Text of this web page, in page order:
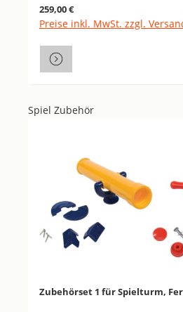
Regulärer Preis:
259,00 €
Preise inkl. MwSt. zzgl.
Produktgalerie überspringen
Spiel Zubehör
Zubehörset 1 für Spielturm,